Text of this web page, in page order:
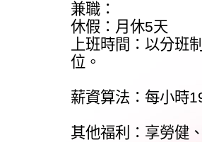
兼職：
休假：月休5天
上班時間：以分班
位。
薪資算法：每小時
其他福利：享勞健